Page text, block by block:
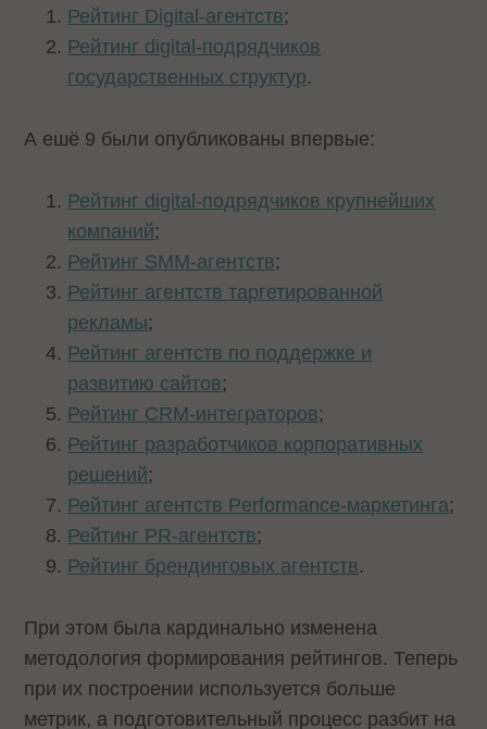
Рейтинг Digital-агентств;
Рейтинг digital-подрядчиков
государственных структур.
А ешё 9 были опубликованы впервые:
Рейтинг digital-подрядчиков крупнейших
компаний;
Рейтинг SMM-агентств;
Рейтинг агентств таргетированной
рекламы;
Рейтинг агентств по поддержке и
развитию сайтов;
Рейтинг CRM-интеграторов;
Рейтинг разработчиков корпоративных
решений;
Рейтинг агентств Performance-маркетинга;
Рейтинг PR-агентств;
Рейтинг брендинговых агентств.
При этом была кардинально изменена
методология формирования рейтингов. Теперь
при их построении используется больше
метрик, а подготовительный процесс разбит на